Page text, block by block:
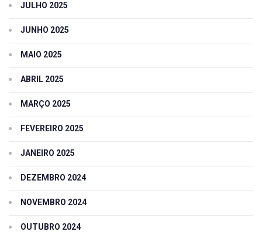
JULHO 2025
JUNHO 2025
MAIO 2025
ABRIL 2025
MARÇO 2025
FEVEREIRO 2025
JANEIRO 2025
DEZEMBRO 2024
NOVEMBRO 2024
OUTUBRO 2024